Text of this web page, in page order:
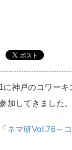
に神戸のコワーキ
加してきました。
ネマ研Vol.76～